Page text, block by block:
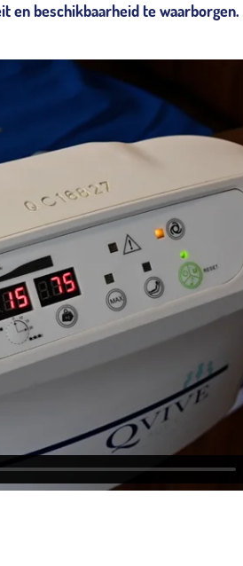
en beschikbaarheid te waarborgen.